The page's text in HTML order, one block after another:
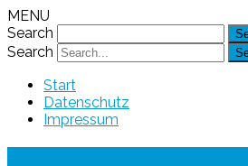
MENU
Search
Search
Start
Datenschutz
Impressum